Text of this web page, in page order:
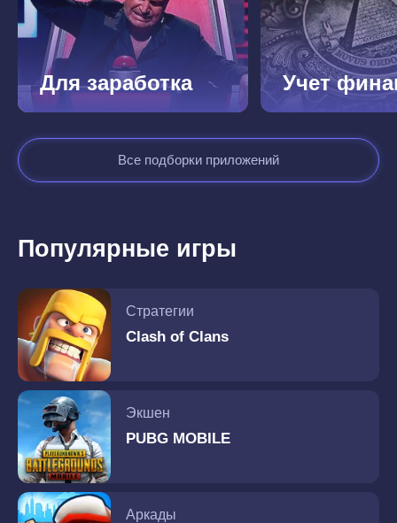
Для заработка Учет
Все подборки приложений
Популярные игры
Стратегии
Clash of Clans
Экшен
PUBG MOBILE
Аркады